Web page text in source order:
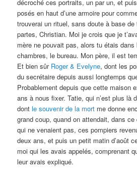
décroché ces portraits, un par un, et
posés en haut d’une armoire pour
trouverai un rituel, sans doute à base
partes, Christian. Moi je crois que je
mère ne pouvait pas, alors tu étais
chambres, le bureau. Mon père, il est
Et bien sûr Roger & Evelyne, dont les
du secrétaire depuis aussi longtemps
Probablement depuis que cette maison
ans à nous fixer. Tatie, qui n’est plus là
dontle souvenir de la mort me donne
grand coup, quand on attendait, dans
qui ne venaient pas, ces pompiers
deux ans, et puis un petit matin d’août
moi qui les avais appelés, comprenant
leur avais expliqué.